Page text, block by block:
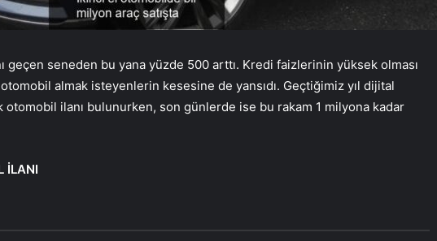
geçen seneden bu yana yüzde 500 arttı. Kredi faizlerinin yüksek olması
almak isteyenlerin kesesine de yansıdı. Geçtiğimiz yıl dijital
otomobil ilanı bulunurken, son günlerde ise bu rakam 1 milyona kadar
İLANI